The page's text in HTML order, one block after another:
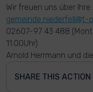
Wir freuen uns über
gemeinde.niederfell@t-
02607-97 43 488
11.00Uhr)
Arnold Herrmann und
SHARE THIS ACTION